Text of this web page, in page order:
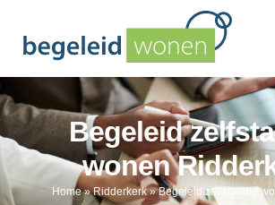
Begeleid
wonen
Home»Ridderkerk»Begeleid zelfstandig